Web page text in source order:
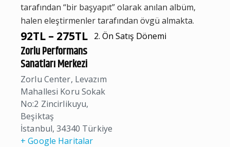
tarafından “bir başyapıt” olarak anılan albüm,
halen eleştirmenler tarafından övgü almakta.
92TL – 275TL 2. Ön Satış Dönemi
Zorlu Performans
Sanatları Merkezi
Zorlu Center, Levazım
Mahallesi Koru Sokak
No:2 Zincirlikuyu,
Beşiktaş
İstanbul, 34340 Türkiye
+ Google Haritalar